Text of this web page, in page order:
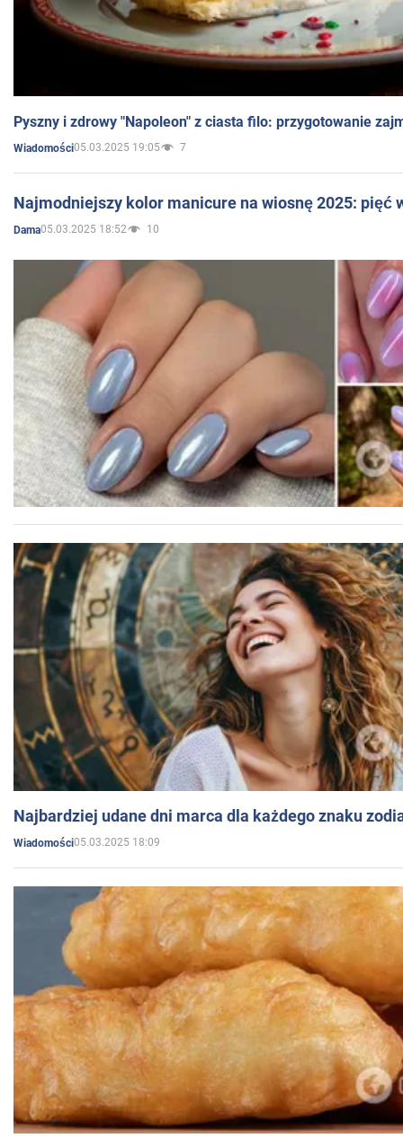
Pyszny i zdrowy "Napoleon" z ciasta filo: przygotowanie
Wiadomości05.03.2025 19:05 7
Najmodniejszy kolor manicure na wiosnę 2025: pięć
Dama05.03.2025 18:52 10
Najbardziej udane dni marca dla każdego znaku
Wiadomości05.03.2025 18:09